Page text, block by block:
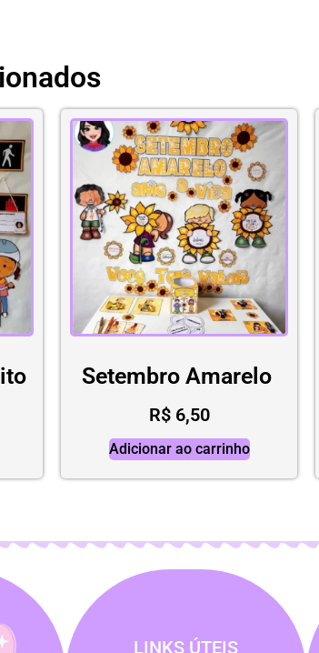
Setembro Amarelo
R$6,50
Adicionar ao carrinho
LINKS ÚTEIS